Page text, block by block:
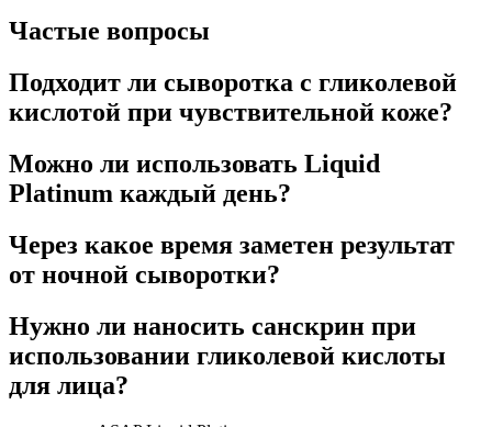
Частые вопросы
Подходит ли сыворотка с гликолевой
кислотой при чувствительной коже?
Можно ли использовать Liquid
Platinum каждый день?
Через какое время заметен результат
от ночной сыворотки?
Нужно ли наносить санскрин при
использовании гликолевой кислоты
для лица?